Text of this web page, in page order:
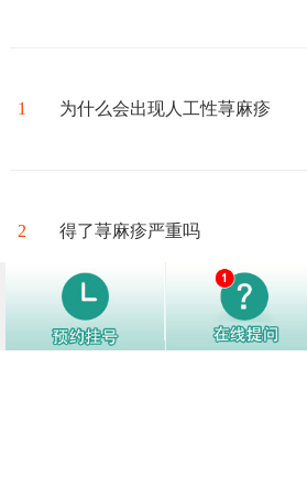
1 为什么会出现人工性荨麻疹
2 得了荨麻疹严重吗
3 荨麻疹检查挂什么科